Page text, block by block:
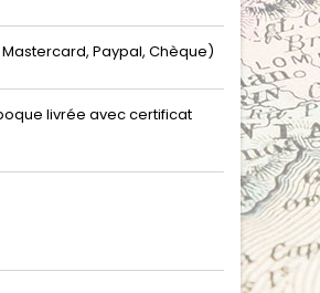
Paypal, Chèque)
livrée avec certificat